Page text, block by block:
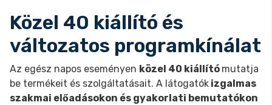
Közel 40 kiállító és
változatos programkínálat
Az egész napos eseményen közel 40 kiállító mutatja
be termékeit és szolgáltatásait. A látogatók izgalmas
szakmai előadásokon és gyakorlati bemutatókon